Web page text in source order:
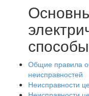
Общие правила
неисправностей
Неисправности